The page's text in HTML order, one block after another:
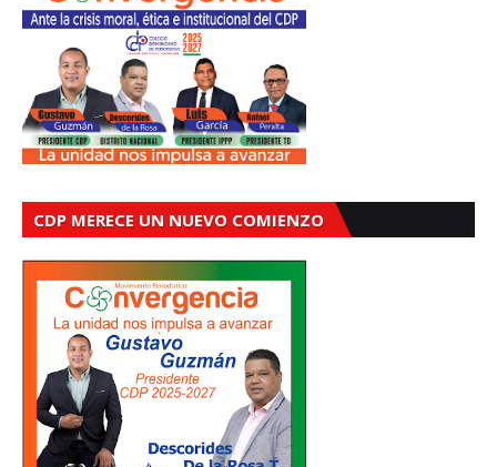
CDP MERECE UN NUEVO COMIENZO